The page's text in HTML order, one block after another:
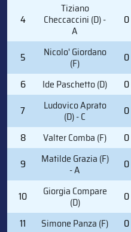
4
Tiziano
Checcaccini (D) -
A
0
5 Nicolo' Giordano
(F) 0
6
Ide Paschetto (D) 0
7
Ludovico Aprato
(D) - C 0
8
Valter Comba (F) 0
9
Matilde Grazia (F)
- A 0
10 Giorgia Compare
(D) 0
11
Simone Panza (F) 0